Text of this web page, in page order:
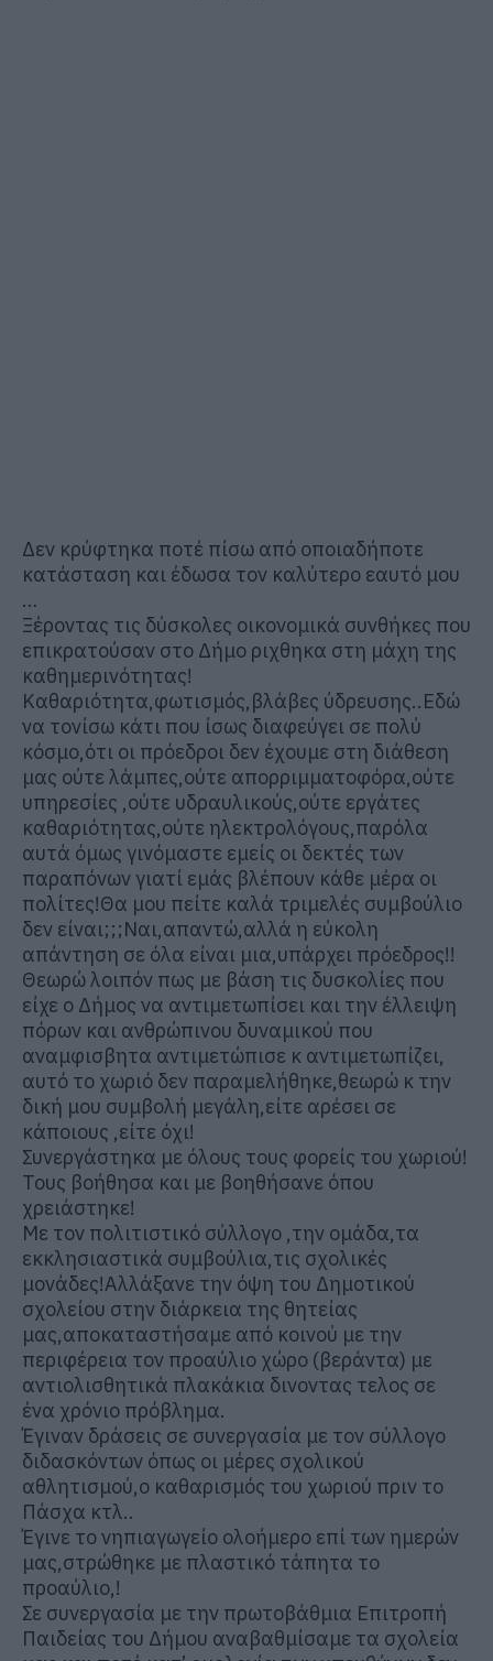
Δεν κρύφτηκα ποτέ πίσω από οποιαδήποτε
κατάσταση και έδωσα τον καλύτερο εαυτό μου
…
Ξέροντας τις δύσκολες οικονομικά συνθήκες που
επικρατούσαν στο Δήμο ριχθηκα στη μάχη της
καθημερινότητας!
Καθαριότητα,φωτισμός,βλάβες ύδρευσης..Εδώ
να τονίσω κάτι που ίσως διαφεύγει σε πολύ
κόσμο,ότι οι πρόεδροι δεν έχουμε στη διάθεση
μας ούτε λάμπες,ούτε απορριμματοφόρα,ούτε
υπηρεσίες ,ούτε υδραυλικούς,ούτε εργάτες
καθαριότητας,ούτε ηλεκτρολόγους,παρόλα
αυτά όμως γινόμαστε εμείς οι δεκτές των
παραπόνων γιατί εμάς βλέπουν κάθε μέρα οι
πολίτες!Θα μου πείτε καλά τριμελές συμβούλιο
δεν είναι;;;Ναι,απαντώ,αλλά η εύκολη
απάντηση σε όλα είναι μια,υπάρχει πρόεδρος!!
Θεωρώ λοιπόν πως με βάση τις δυσκολίες που
είχε ο Δήμος να αντιμετωπίσει και την έλλειψη
πόρων και ανθρώπινου δυναμικού που
αναμφισβητα αντιμετώπισε κ αντιμετωπίζει,
αυτό το χωριό δεν παραμελήθηκε,θεωρώ κ την
δική μου συμβολή μεγάλη,είτε αρέσει σε
κάποιους ,είτε όχι!
Συνεργάστηκα με όλους τους φορείς του χωριού!
Τους βοήθησα και με βοηθήσανε όπου
χρειάστηκε!
Με τον πολιτιστικό σύλλογο ,την ομάδα,τα
εκκλησιαστικά συμβούλια,τις σχολικές
μονάδες!Αλλάξανε την όψη του Δημοτικού
σχολείου στην διάρκεια της θητείας
μας,αποκαταστήσαμε από κοινού με την
περιφέρεια τον προαύλιο χώρο (βεράντα) με
αντιολισθητικά πλακάκια δινοντας τελος σε
ένα χρόνιο πρόβλημα.
Έγιναν δράσεις σε συνεργασία με τον σύλλογο
διδασκόντων όπως οι μέρες σχολικού
αθλητισμού,ο καθαρισμός του χωριού πριν το
Πάσχα κτλ..
Έγινε το νηπιαγωγείο ολοήμερο επί των ημερών
μας,στρώθηκε με πλαστικό τάπητα το
προαύλιο,!
Σε συνεργασία με την πρωτοβάθμια Επιτροπή
Παιδείας του Δήμου αναβαθμίσαμε τα σχολεία